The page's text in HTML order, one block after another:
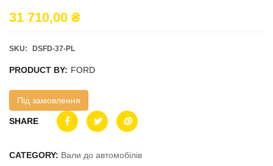
31 710,00 ₴
SKU: DSFD-37-PL
PRODUCT BY: FORD
Під замовлення
SHARE
CATEGORY: Вали до автомобілів